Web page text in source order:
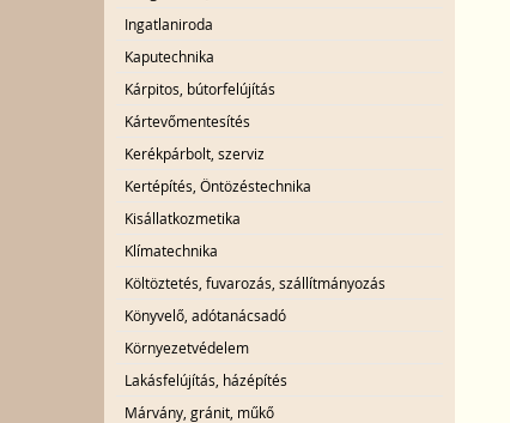
Ingatlaniroda
Kaputechnika
Kárpitos, bútorfelújítás
Kártevőmentesítés
Kerékpárbolt, szerviz
Kertépítés, Öntözéstechnika
Kisállatkozmetika
Klímatechnika
Költöztetés, fuvarozás, szállítmányozás
Könyvelő, adótanácsadó
Környezetvédelem
Lakásfelújítás, házépítés
Márvány, gránit, műkő